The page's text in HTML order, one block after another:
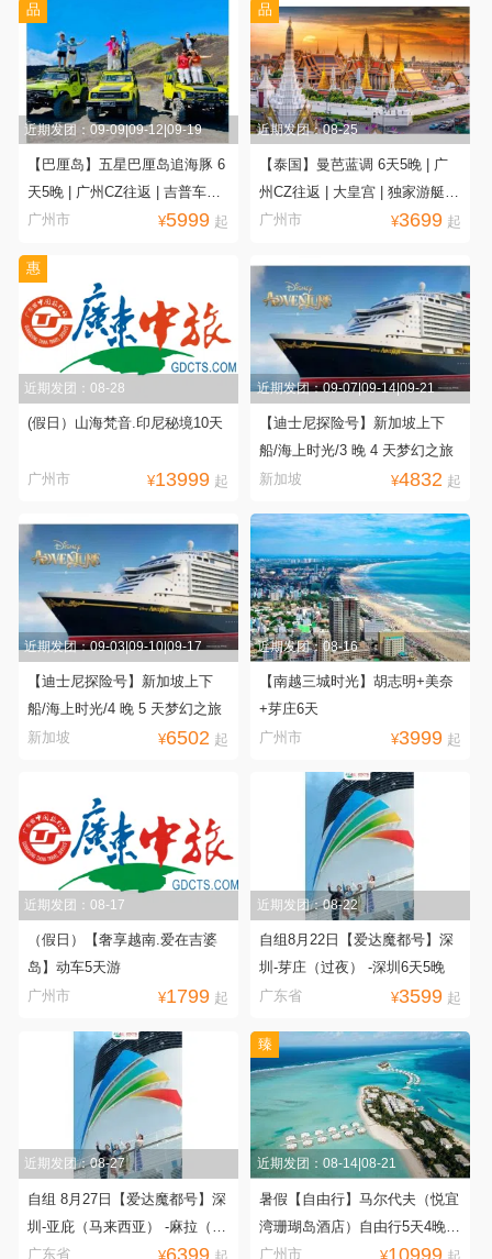
品
近期发团：09-09|09-12|09-19
【巴厘岛】五星巴厘岛追海豚 6
天5晚 | 广州CZ往返 | 吉普车登
火山 | 罗威纳追海豚 | 水神庙 |
广州市 ¥5999 起
品
近期发团：08-25
【泰国】曼芭蓝调 6天5晚 | 广
州CZ往返 | 大皇宫 | 独家游艇出
海（畅游暹罗湾） | 全明星号 |
广州市 ¥3699起
惠
近期发团：08-28
(假日）山海梵音.印尼秘境10天
广州市 ¥13999 起
近期发团：09-07|09-14|09-21
【迪士尼探险号】新加坡上下
船/海上时光/3 晚 4 天梦幻之旅
新加坡
¥4832 起
近期发团：09-03|09-10|09-17
【迪士尼探险号】新加坡上下
船/海上时光/4 晚 5 天梦幻之旅
新加坡
¥6502 起
近期发团：08-16
【南越三城时光】胡志明+美奈
+芽庄6天
广州市
¥3999起
近期发团：08-17
（假日）【奢享越南.爱在吉婆
岛】动车5天游
广州市
¥1799 起
近期发团：08-22
自组8月22日【爱达魔都号】深
圳-芽庄（过夜） -深圳6天5晚
广东省
¥3599起
近期发团：08-27
自组 8月27日【爱达魔都号】深
圳-亚庇（马来西亚） -麻拉（文
莱） -芽庄（越南） -香港9天8
广东省 6399
臻
近期发团：08-14|08-21
暑假【自由行】马尔代夫（悦宜
湾珊瑚岛酒店）自由行5天4晚|
广州往返机票|内飞上岛+含全
广州市 10999